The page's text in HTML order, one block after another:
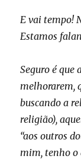
E vai tempo!
Estamos
Seguro é que
melhorarem,
buscando a
religião),
“aos outros
mim, tenho o